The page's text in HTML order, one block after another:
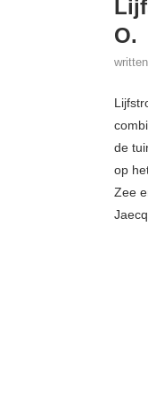
O.
de
op
Zee